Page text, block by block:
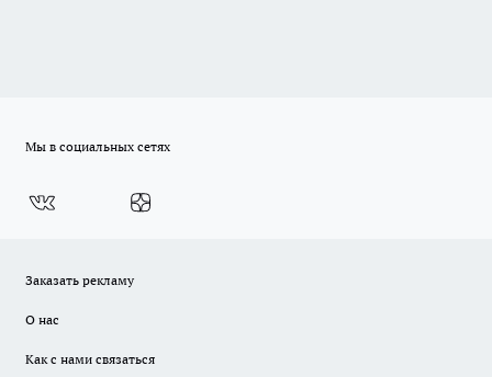
Мы в социальных сетях
Заказать рекламу
О нас
Как с нами связаться